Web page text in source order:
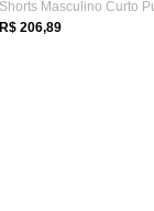
R$ 206,89